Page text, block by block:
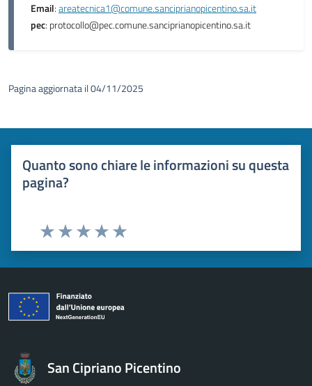
Email:areatecnica1@comune.sanciprianopicentino.sa.it
pec: protocollo@pec.comune.sanciprianopicentino.sa.it
Pagina aggiornata il 04/11/2025
Quanto sono chiare le informazioni su questa
pagina?
Valuta 5 stelle su 5
Valuta 4 stelle su 5
Valuta 3 stelle su 5
Valuta 2 stelle su 5
Valuta 1 stelle su 5
San Cipriano Picentino